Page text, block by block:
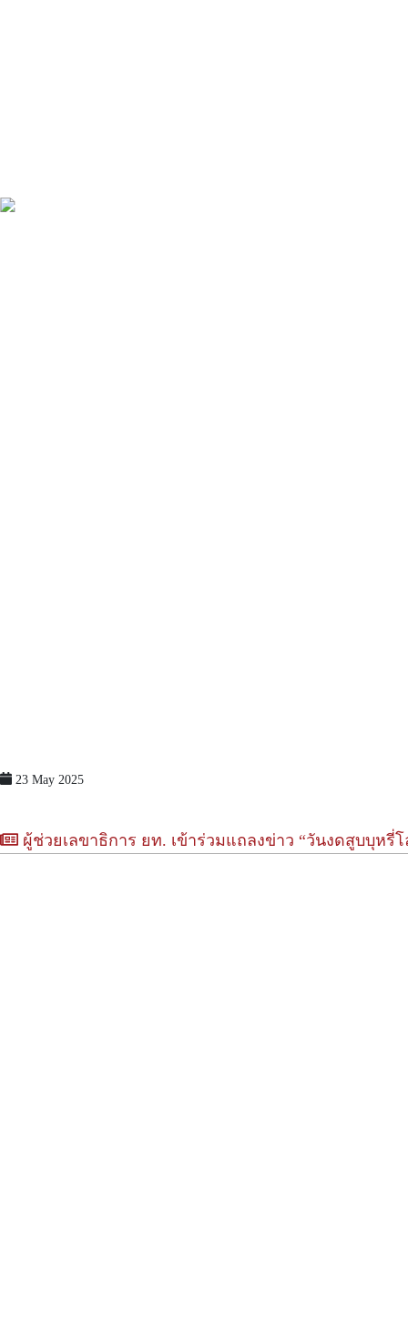
23 May 2025
ผู้ช่วยเลขาธิการ ยท. เข้าร่วมแถลงข่าว “วันงดสูบบุหรี่โ